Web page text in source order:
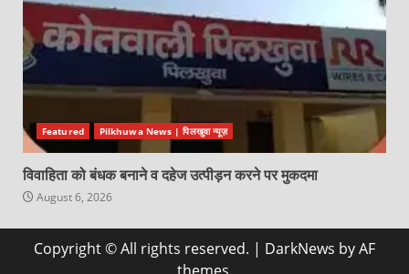
Featured Pilkhuwa News | पिलखुवा न्यूज़
विवाहिता को बंधक बनाने व दहेज उत्पीड़न करने पर मुकदमा
August 6, 2026
Copyright © All rights reserved. | DarkNews by AF